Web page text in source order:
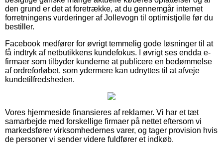
den grund er det at foretrække, at du gennemgår internet
forretningens vurderinger af Jollevogn til optimistjolle før du
bestiller.
Facebook medfører for øvrigt temmelig gode løsninger til at
få indtryk af netbutikkens kundefokus. I øvrigt ses endda e-
firmaer som tilbyder kunderne at publicere en bedømmelse
af ordreforløbet, som ydermere kan udnyttes til at afveje
kundetilfredsheden.
Vores hjemmeside finansieres af reklamer. Vi har et tæt
samarbejde med forskellige firmaer på nettet eftersom vi
markedsfører virksomhedernes varer, og tager provision hvis
de personer vi sender videre fuldfører et indkøb.